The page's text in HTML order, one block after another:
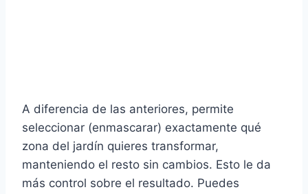
A diferencia de las anteriores, permite
seleccionar (enmascarar) exactamente qué
zona del jardín quieres transformar,
manteniendo el resto sin cambios. Esto le da
más control sobre el resultado. Puedes